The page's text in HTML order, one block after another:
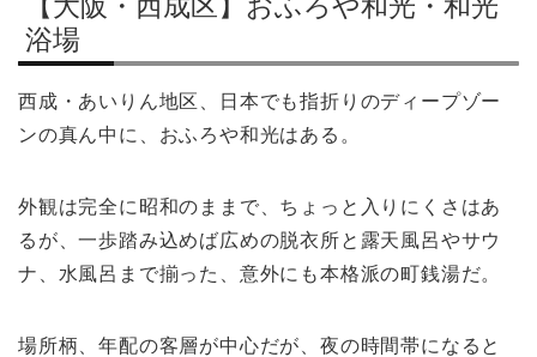
浴場
西成・あいりん地区、日本でも指折りのディープゾー
ンの真ん中に、おふろや和光はある。
外観は完全に昭和のままで、ちょっと入りにくさはあ
るが、一歩踏み込めば広めの脱衣所と露天風呂やサウ
ナ、水風呂まで揃った、意外にも本格派の町銭湯だ。
場所柄、年配の客層が中心だが、夜の時間帯になると